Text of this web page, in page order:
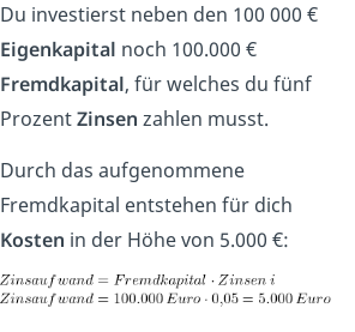
Du investierst neben den 100 000 €
Eigenkapital noch 100.000 €
Fremdkapital, für welches du fünf
ProzentZinsen zahlen musst.
Durch das aufgenommene
Fremdkapital entstehen für dich
Kosten in der Höhe von 5.000 €: